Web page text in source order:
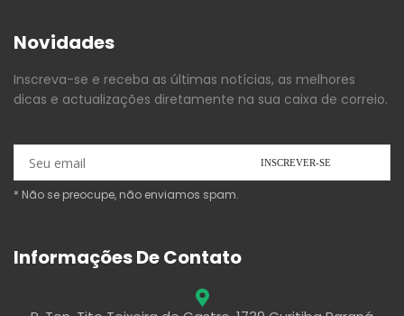
Novidades
Inscreva-se e receba as últimas notícias, as melhores
dicas e actualizações diretamente na sua caixa de correio.
* Não se preocupe, não enviamos spam.
Informações De Contato